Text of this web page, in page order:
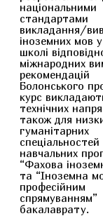
національними
стандартами
викладання/
іноземних мов
школі
міжнародних
рекомендацій
Болонського
курс
технічних
також для
гуманітарних
навчальних
“Фахова
та “Іноземна
професійним
спрямуванням”
бакалаврату.